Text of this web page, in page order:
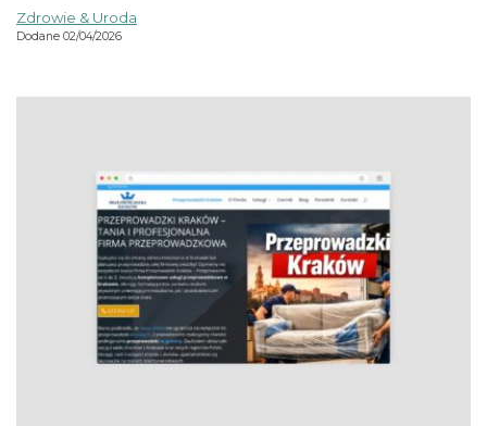
Zdrowie & Uroda
Dodane 02/04/2026